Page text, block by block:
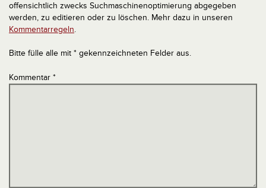
offensichtlich zwecks Suchmaschinenoptimierung abgegeben
werden, zu editieren oder zu löschen. Mehr dazu in unseren
Kommentarregeln.
Bitte fülle alle mit * gekennzeichneten Felder aus.
Kommentar *